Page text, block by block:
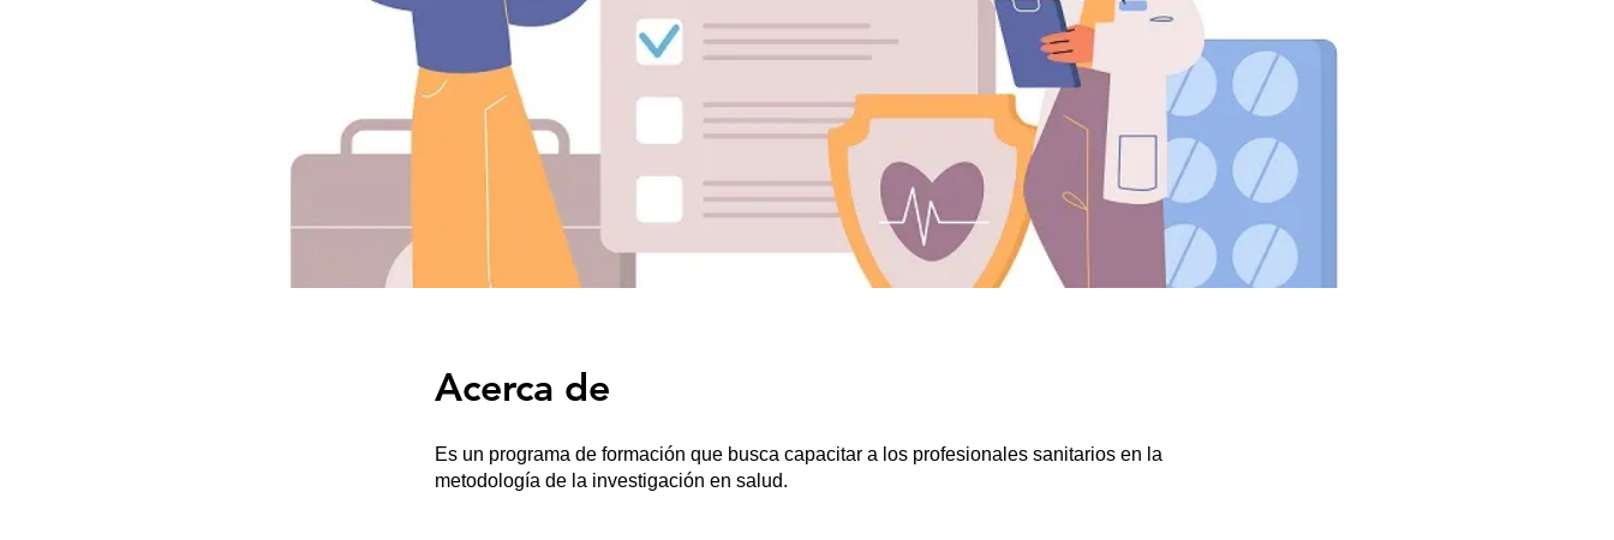
Acerca de
Es un programa de formación que busca capacitar a los profesionales sanitarios en la
metodología de la investigación en salud.